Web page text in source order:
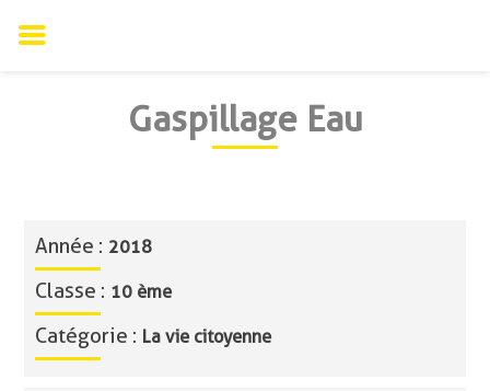
Gaspillage Eau
Année : 2018
Classe : 10 ème
Catégorie : La vie citoyenne